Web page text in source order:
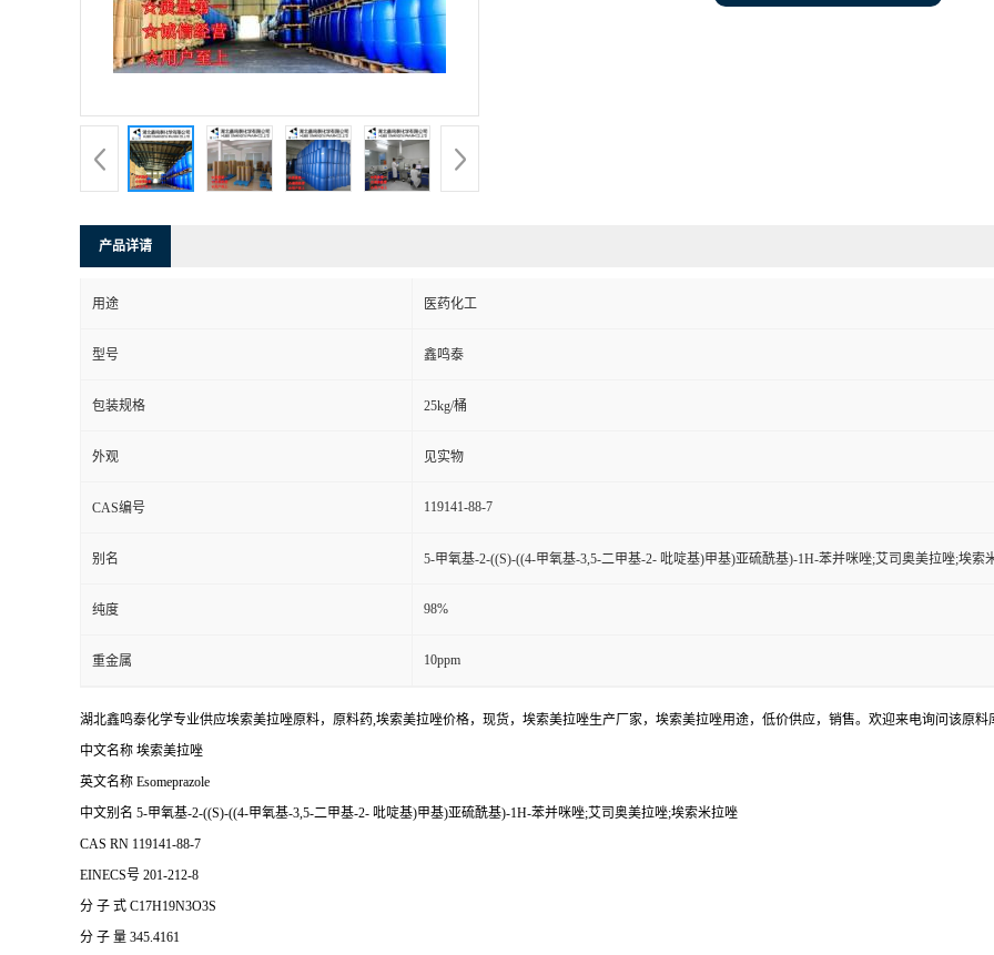
产品详请
用途 医药化工
型号 鑫鸣泰
包装规格 25kg/桶
外观 见实物
CAS编号 119141-88-7
别名 5-甲氧基-2-((S)-((4-甲氧基-3,5-二甲基-2- 吡啶基)甲基)亚硫酰基)-1H-苯并咪唑;艾司奥美拉唑;埃索
纯度 98%
重金属 10ppm
湖北鑫鸣泰化学专业供应埃索美拉唑原料，原料药,埃索美拉唑价格，现货，埃索美拉唑生产厂家，埃索美拉唑用途，低价供应，销售。欢迎来电询问该原料
中文名称 埃索美拉唑
英文名称 Esomeprazole
中文别名 5-甲氧基-2-((S)-((4-甲氧基-3,5-二甲基-2- 吡啶基)甲基)亚硫酰基)-1H-苯并咪唑;艾司奥美拉唑;埃索米拉唑
CAS RN 119141-88-7
EINECS号 201-212-8
分 子 式 C17H19N3O3S
分 子 量 345.4161